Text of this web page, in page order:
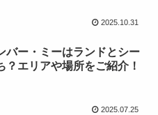
2025.10.31
バー・ミーはランドとシー
？エリアや場所をご紹介！
2025.07.25